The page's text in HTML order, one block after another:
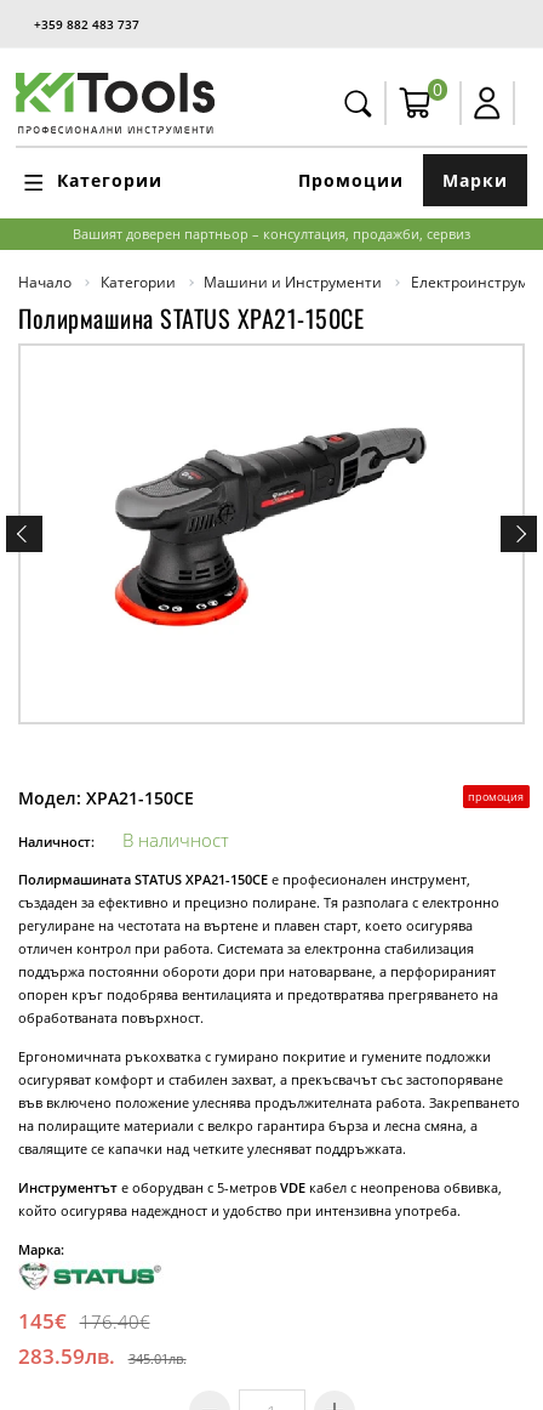
+359 882 483 737
0
Категории Марки
Промоции
Вашият доверен партньор – консултация, продажби, сервиз
Начало Категории Машини и Инструменти
Полирмашина STATUS XPA21-150CE
промоция
Модел: XPA21-150CE
Наличност: В наличност
Полирмашината STATUS XPA21-150CE е професионален инструмент,
създаден за ефективно и прецизно полиране. Тя разполага с електронно
регулиране на честотата на въртене и плавен старт, което осигурява
отличен контрол при работа. Системата за електронна стабилизация
поддържа постоянни обороти дори при натоварване, а перфорираният
опорен кръг подобрява вентилацията и предотвратява прегряването на
обработваната повърхност.
Ергономичната ръкохватка с гумирано покритие и гумените подложки
осигуряват комфорт и стабилен захват, а прекъсвачът със застопоряване
във включено положение улеснява продължителната работа. Закрепването
на полиращите материали с велкро гарантира бърза и лесна смяна, а
свалящите се капачки над четките улесняват поддръжката.
Инструментът е оборудван с 5-метров VDE кабел с неопренова обвивка,
който осигурява надеждност и удобство при интензивна употреба.
Марка:
145€ 176.40€
283.59лв. 345.01лв.